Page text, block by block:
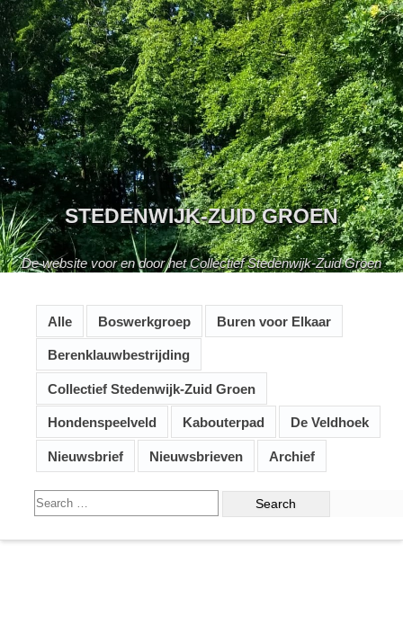
Skip
to
content
STEDENWIJK-ZUID GROEN
De website voor en door het Collectief Stedenwijk-Zuid Groen
Alle Boswerkgroep Buren voor Elkaar
Berenklauwbestrijding
Collectief Stedenwijk-Zuid Groen
Hondenspeelveld Kabouterpad De Veldhoek
Nieuwsbrief Nieuwsbrieven Archief
Search
for: